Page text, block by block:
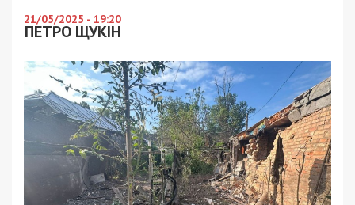
21/05/2025 - 19:20
ПЕТРО ЩУКІН